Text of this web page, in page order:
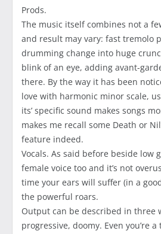
Prods.
The music itself combines not a
and result may vary: fast tremolo
drumming change into huge
blink of an eye, adding avant-
there. By the way it has been
love with harmonic minor scale,
its’ specific sound makes songs
makes me recall some Death or
feature indeed.
Vocals. As said before beside low
female voice too and it’s not
time your ears will suffer (in a
the powerful roars.
Output can be described in three
progressive, doomy. Even you’re